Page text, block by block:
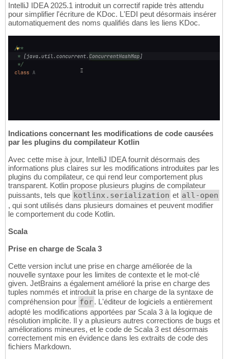
IntelliJ IDEA 2025.1 introduit un correctif rapide très attendu
pour simplifier l'écriture de KDoc. L'EDI peut désormais insérer
automatiquement des noms qualifiés dans les liens KDoc.
Indications concernant les modifications de code causées
par les plugins du compilateur Kotlin
Avec cette mise à jour, IntelliJ IDEA fournit désormais des
informations plus claires sur les modifications introduites par les
plugins du compilateur, ce qui rend leur comportement plus
transparent. Kotlin propose plusieurs plugins de compilateur
puissants, tels que kotlinx.serialization et all-open
, qui sont utilisés dans plusieurs domaines et peuvent modifier
le comportement du code Kotlin.
Scala
Prise en charge de Scala 3
Cette version inclut une prise en charge améliorée de la
nouvelle syntaxe pour les limites de contexte et le mot-clé
given. JetBrains a également amélioré la prise en charge des
tuples nommés et introduit la prise en charge de la syntaxe de
compréhension pour for. L'éditeur de logiciels a entièrement
adopté les modifications apportées par Scala 3 à la logique de
résolution implicite. Il y a plusieurs autres corrections de bugs et
améliorations mineures, et le code de Scala 3 est désormais
correctement mis en évidence dans les extraits de code des
fichiers Markdown.